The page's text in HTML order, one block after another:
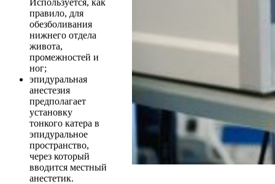
правило, для
обезболивания
нижнего отдела
живота,
промежностей и
ног;
эпидуральная
анестезия
предполагает
установку
тонкого катера в
эпидуральное
пространство,
через который
вводится местный
анестетик.